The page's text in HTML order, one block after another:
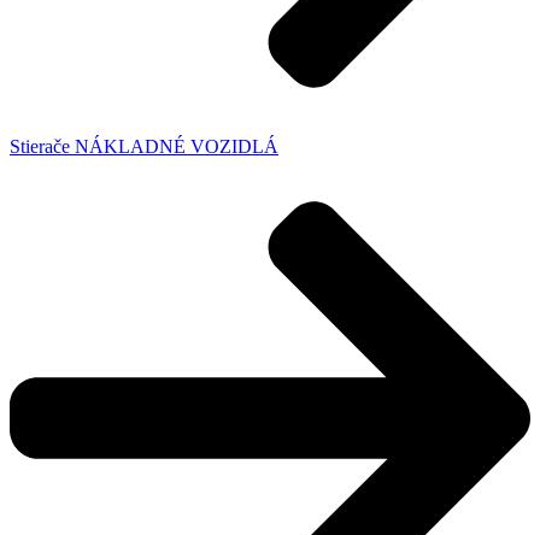
Stierače NÁKLADNÉ VOZIDLÁ